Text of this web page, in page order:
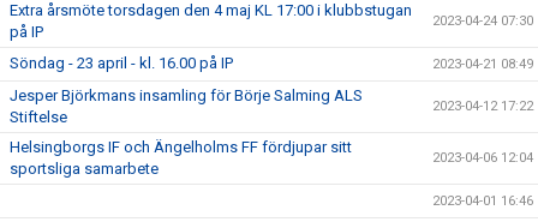
Extra årsmöte torsdagen den 4 maj KL 17:00 i klubbstugan
på IP
2023-04-24 07:30
Söndag - 23 april - kl. 16.00 på IP 2023-04-21 08:49
Jesper Björkmans insamling för Börje Salming ALS
Stiftelse
2023-04-12 17:22
Helsingborgs IF och Ängelholms FF fördjupar sitt
sportsliga samarbete
2023-04-06 12:04
2023-04-01 16:46